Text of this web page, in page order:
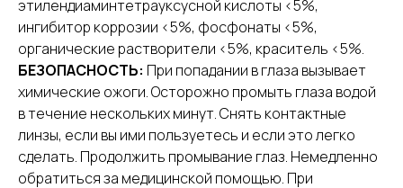
этилендиаминтетрауксусной кислоты <5%,
ингибитор коррозии <5%, фосфонаты <5%,
органические растворители <5%, краситель <5%.
БЕЗОПАСНОСТЬ: При попадании в глаза вызывает
химические ожоги. Осторожно промыть глаза водой
в течение нескольких минут. Снять контактные
линзы, если вы ими пользуетесь и если это легко
сделать. Продолжить промывание глаз. Немедленно
обратиться за медицинской помощью. При